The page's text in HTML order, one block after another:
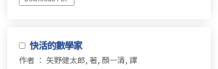
快活的數學家
作者 ： 矢野健太郎, 著, 顏一清, 譯